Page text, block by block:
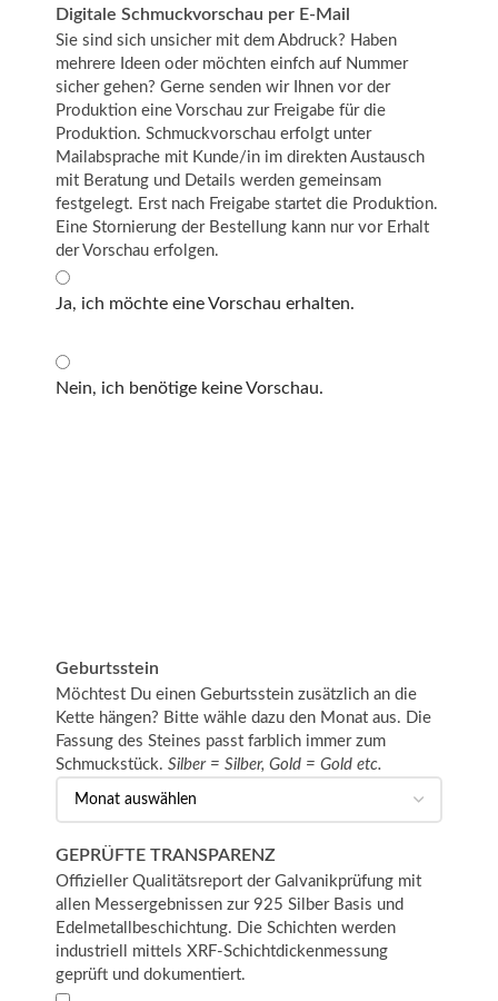
Digitale Schmuckvorschau per E-Mail
Sie sind sich unsicher mit dem Abdruck? Haben
mehrere Ideen oder möchten einfch auf Nummer
sicher gehen? Gerne senden wir Ihnen vor der
Produktion eine Vorschau zur Freigabe für die
Produktion. Schmuckvorschau erfolgt unter
Mailabsprache mit Kunde/in im direkten Austausch
mit Beratung und Details werden gemeinsam
festgelegt. Erst nach Freigabe startet die Produktion.
Eine Stornierung der Bestellung kann nur vor Erhalt
der Vorschau erfolgen.
Ja, ich möchte eine Vorschau erhalten.
Nein, ich benötige keine Vorschau.
Geburtsstein
Möchtest Du einen Geburtsstein zusätzlich an die
Kette hängen? Bitte wähle dazu den Monat aus. Die
Fassung des Steines passt farblich immer zum
Schmuckstück. Silber = Silber, Gold = Gold etc.
GEPRÜFTE TRANSPARENZ
Offizieller Qualitätsreport der Galvanikprüfung mit
allen Messergebnissen zur 925 Silber Basis und
Edelmetallbeschichtung. Die Schichten werden
industriell mittels XRF-Schichtdickenmessung
geprüft und dokumentiert.